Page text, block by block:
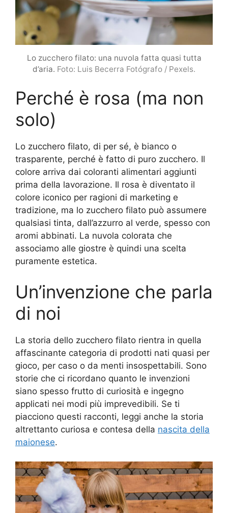
Lo zucchero filato: una nuvola fatta quasi tutta
d’aria. Foto: Luis Becerra Fotógrafo / Pexels.
Perché è rosa (ma non
solo)
Lo zucchero filato, di per sé, è bianco o
trasparente, perché è fatto di puro zucchero. Il
colore arriva dai coloranti alimentari aggiunti
prima della lavorazione. Il rosa è diventato il
colore iconico per ragioni di marketing e
tradizione, ma lo zucchero filato può assumere
qualsiasi tinta, dall’azzurro al verde, spesso con
aromi abbinati. La nuvola colorata che
associamo alle giostre è quindi una scelta
puramente estetica.
Un’invenzione che parla
di noi
La storia dello zucchero filato rientra in quella
affascinante categoria di prodotti nati quasi per
gioco, per caso o da menti insospettabili. Sono
storie che ci ricordano quanto le invenzioni
siano spesso frutto di curiosità e ingegno
applicati nei modi più imprevedibili. Se ti
piacciono questi racconti, leggi anche la storia
altrettanto curiosa e contesa della nascita della
maionese.